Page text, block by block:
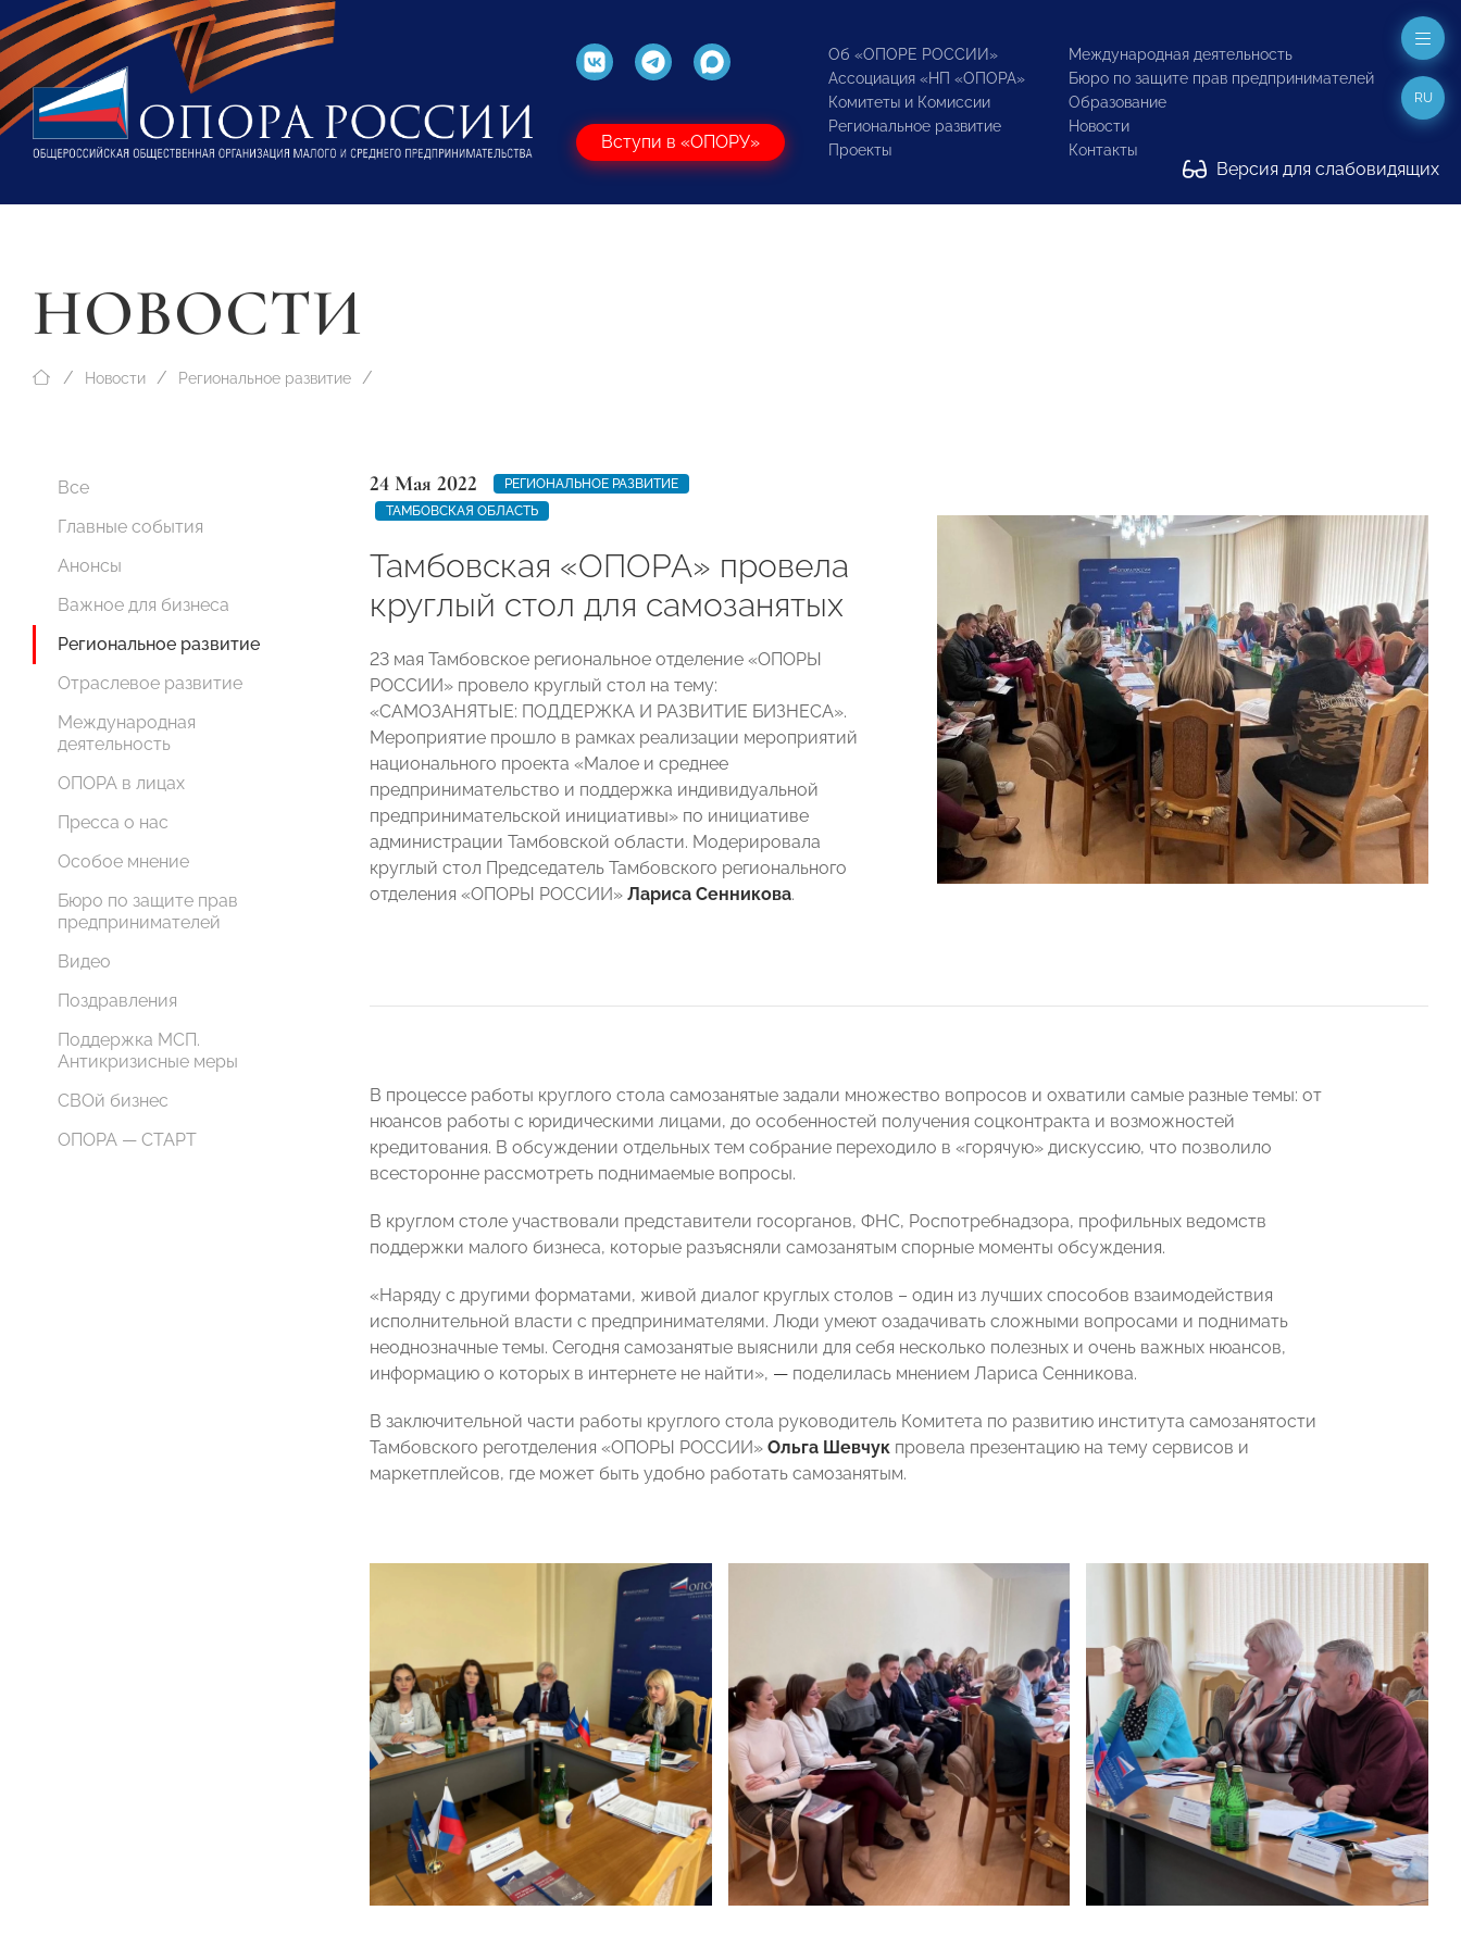
Вступи в «ОПОРУ»
Об «ОПОРЕ РОССИИ»
Ассоциация «НП «ОПОРА»
Комитеты и Комиссии
Региональное развитие
Проекты
Международная деятельность
Бюро по защите прав предпринимателей
Образование
Новости
Контакты
Версия для слабовидящих
RU
НОВОСТИ
Новости Региональное развитие
Все
Главные события
Анонсы
Важное для бизнеса
Региональное развитие
Отраслевое развитие
Международная
деятельность
ОПОРА в лицах
Пресса о нас
Особое мнение
Бюро по защите прав
предпринимателей
Видео
Поздравления
Поддержка МСП.
Антикризисные меры
СВОй бизнес
ОПОРА — СТАРТ
24 Мая 2022
РЕГИОНАЛЬНОЕ РАЗВИТИЕ
ТАМБОВСКАЯ ОБЛАСТЬ
Тамбовская «ОПОРА» провела
круглый стол для самозанятых
23 мая Тамбовское региональное отделение «ОПОРЫ
РОССИИ» провело круглый стол на тему:
«САМОЗАНЯТЫЕ: ПОДДЕРЖКА И РАЗВИТИЕ БИЗНЕСА».
Мероприятие прошло в рамках реализации мероприятий
национального проекта «Малое и среднее
предпринимательство и поддержка индивидуальной
предпринимательской инициативы» по инициативе
администрации Тамбовской области. Модерировала
круглый стол Председатель Тамбовского регионального
отделения «ОПОРЫ РОССИИ» Лариса Сенникова.
В процессе работы круглого стола самозанятые задали множество вопросов и охватили самые разные темы: от
нюансов работы с юридическими лицами, до особенностей получения соцконтракта и возможностей
кредитования. В обсуждении отдельных тем собрание переходило в «горячую» дискуссию, что позволило
всесторонне рассмотреть поднимаемые вопросы.
В круглом столе участвовали представители госорганов, ФНС, Роспотребнадзора, профильных ведомств
поддержки малого бизнеса, которые разъясняли самозанятым спорные моменты обсуждения.
«Наряду с другими форматами, живой диалог круглых столов – один из лучших способов взаимодействия
исполнительной власти с предпринимателями. Люди умеют озадачивать сложными вопросами и поднимать
неоднозначные темы. Сегодня самозанятые выяснили для себя несколько полезных и очень важных нюансов,
информацию о которых в интернете не найти», — поделилась мнением Лариса Сенникова.
В заключительной части работы круглого стола руководитель Комитета по развитию института самозанятости
Тамбовского реготделения «ОПОРЫ РОССИИ» Ольга Шевчук провела презентацию на тему сервисов и
маркетплейсов, где может быть удобно работать самозанятым.